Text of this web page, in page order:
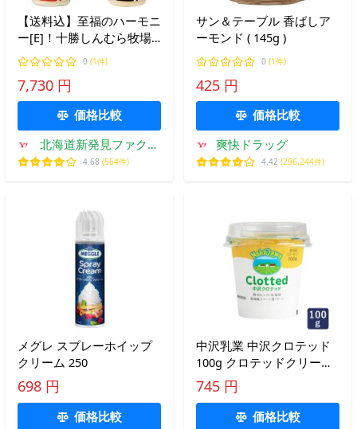
【送料込】至福のハーモニ
ー[E]！十勝しんむら牧場
スコーン(3個入)×3袋 とク
ロテッドクリーム1個 とミ
ルクジャムプレーン1個の
セット【クール便】箱入
0 (1件)
7,730 円
価格比較
北海道新発見ファクト
リー
4.68 (564件)
サン＆テーブル 香ばしア
ーモンド ( 145g )
0 (1件)
425 円
価格比較
爽快ドラッグ
4.42 (296,244件)
メグレ スプレーホイップ
クリーム 250
698 円
価格比較
中沢乳業 中沢クロテッド
100g クロテッドクリーム
スコーン アフタヌーンテ
ィー イギリス 英国
745 円
価格比較